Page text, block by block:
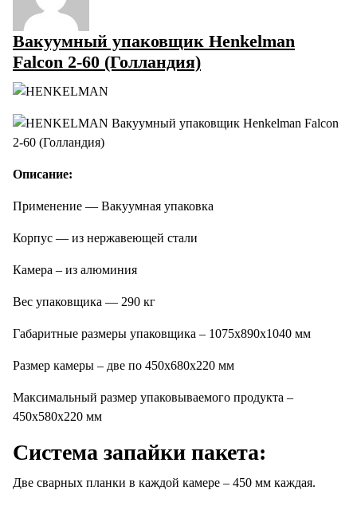
Вакуумный упаковщик Henkelman
Falcon 2-60 (Голландия)
Описание:
Применение — Вакуумная упаковка
Корпус — из нержавеющей стали
Камера – из алюминия
Вес упаковщика — 290 кг
Габаритные размеры упаковщика – 1075x890x1040 мм
Размер камеры – две по 450х680х220 мм
Максимальный размер упаковываемого продукта –
450х580х220 мм
Система запайки пакета:
Две сварных планки в каждой камере – 450 мм каждая.